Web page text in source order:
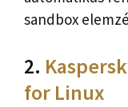
sandbox
2.
for Linux